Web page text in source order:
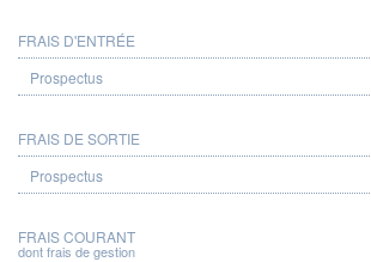
PROSPECTUS
FRAIS D'ENTRÉE
FRAIS DE SORTIE
FRAIS COURANT
dont frais de gestion